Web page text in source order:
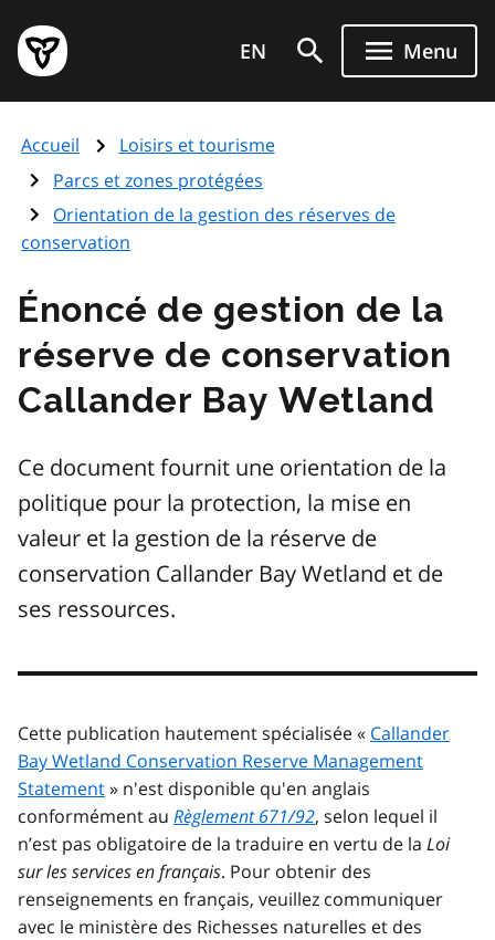
au
contenu
principal
Page
d'accueil
de
l'Ontario
EN Menu
Accueil
Loisirs et tourisme
Parcs et zones protégées
Orientation de la gestion des réserves de
conservation
Énoncé de gestion de la
réserve de conservation
Callander Bay Wetland
Ce document fournit une orientation de la
politique pour la protection, la mise en
valeur et la gestion de la réserve de
conservation Callander Bay Wetland et de
ses ressources.
Cette publication hautement spécialisée « Callander
Bay Wetland Conservation Reserve Management
Statement» n'est disponible qu'en anglais
conformément au Règlement 671/92, selon lequel il
n’est pas obligatoire de la traduire en vertu de la Loi
sur les services en français. Pour obtenir des
renseignements en français, veuillez communiquer
avec le ministère des Richesses naturelles et des